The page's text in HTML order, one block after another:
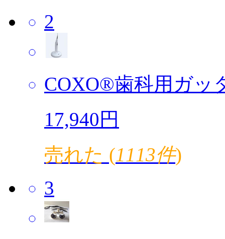
2
COXO®歯科用ガッ
17,940円
売れた (1113件)
3